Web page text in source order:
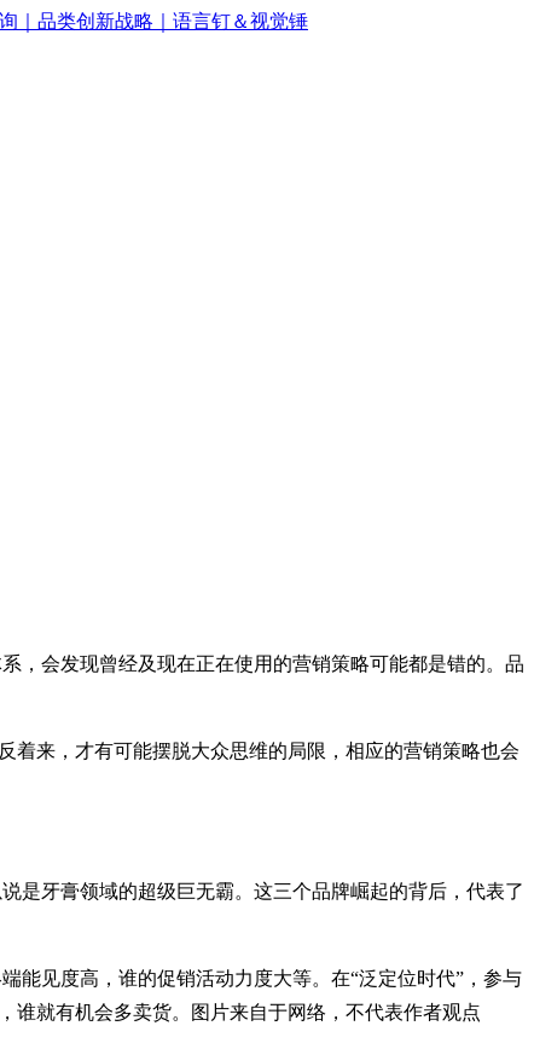
，会发现曾经及现在正在使用的营销策略可能都是错的。品
着来，才有可能摆脱大众思维的局限，相应的营销策略也会
是牙膏领域的超级巨无霸。这三个品牌崛起的背后，代表了
能见度高，谁的促销活动力度大等。在“泛定位时代”，参与
谁就有机会多卖货。图片来自于网络，不代表作者观点